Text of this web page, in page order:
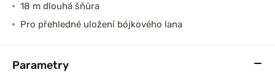
18 m dlouhá šňůra
Pro přehledné uložení bójkového lana
Parametry